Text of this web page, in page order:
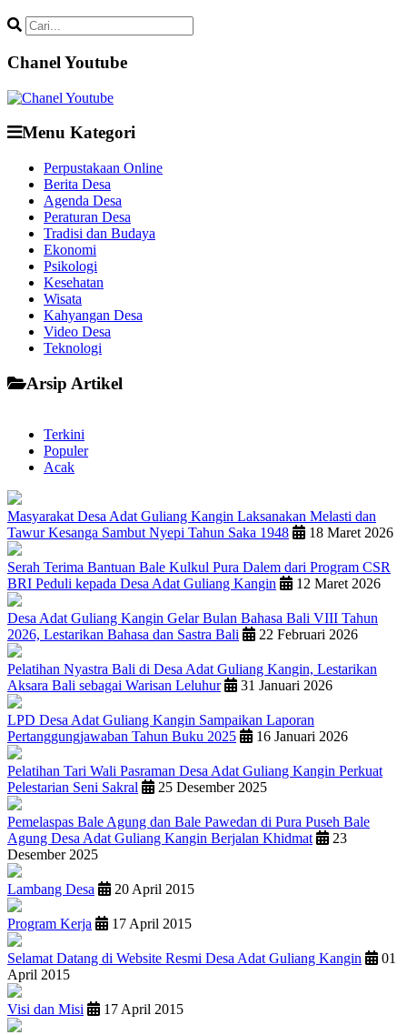
Chanel Youtube
Menu Kategori
Perpustakaan Online
Berita Desa
Agenda Desa
Peraturan Desa
Tradisi dan Budaya
Ekonomi
Psikologi
Kesehatan
Wisata
Kahyangan Desa
Video Desa
Teknologi
Arsip Artikel
Terkini
Populer
Acak
Masyarakat Desa Adat Guliang Kangin Laksanakan Melasti dan
Tawur Kesanga Sambut Nyepi Tahun Saka 1948
18 Maret 2026
Serah Terima Bantuan Bale Kulkul Pura Dalem dari Program CSR
BRI Peduli kepada Desa Adat Guliang Kangin
12 Maret 2026
Desa Adat Guliang Kangin Gelar Bulan Bahasa Bali VIII Tahun
2026, Lestarikan Bahasa dan Sastra Bali
22 Februari 2026
Pelatihan Nyastra Bali di Desa Adat Guliang Kangin, Lestarikan
Aksara Bali sebagai Warisan Leluhur
31 Januari 2026
LPD Desa Adat Guliang Kangin Sampaikan Laporan
Pertanggungjawaban Tahun Buku 2025
16 Januari 2026
Pelatihan Tari Wali Pasraman Desa Adat Guliang Kangin Perkuat
Pelestarian Seni Sakral
25 Desember 2025
Pemelaspas Bale Agung dan Bale Pawedan di Pura Puseh Bale
Agung Desa Adat Guliang Kangin Berjalan Khidmat
23
Desember 2025
Lambang Desa 20 April 2015
Program Kerja 17 April 2015
Selamat Datang di Website Resmi Desa Adat Guliang Kangin
01
April 2015
Visi dan Misi 17 April 2015